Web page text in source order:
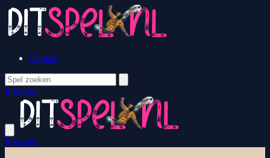
Contact
Inloggen
Inloggen